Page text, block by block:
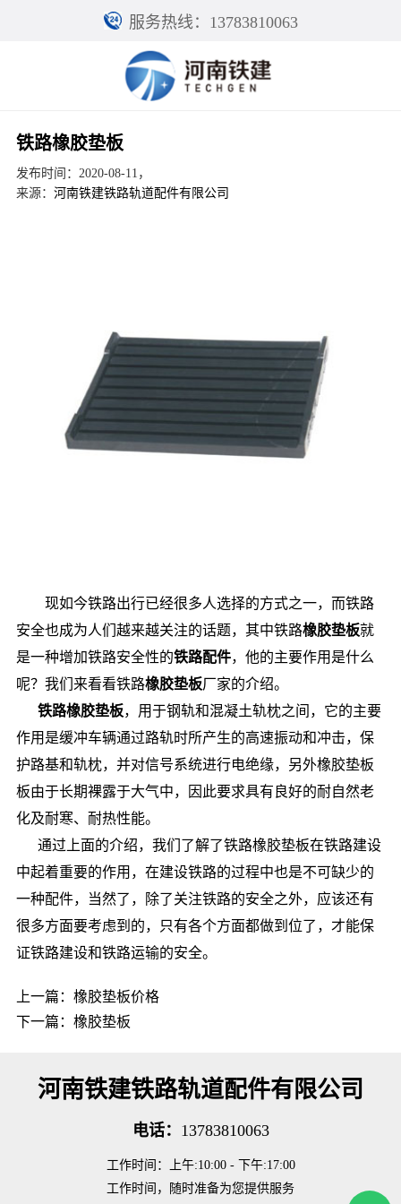
服务热线：13783810063
铁路橡胶垫板
发布时间：2020-08-11，
来源： 河南铁建铁路轨道配件有限公司
现如今铁路出行已经很多人选择的方式之一，而铁路
安全也成为人们越来越关注的话题，其中铁路橡胶垫板就
是一种增加铁路安全性的铁路配件，他的主要作用是什么
呢？我们来看看铁路橡胶垫板厂家的介绍。
铁路橡胶垫板，用于钢轨和混凝土轨枕之间，它的主要
作用是缓冲车辆通过路轨时所产生的高速振动和冲击，保
护路基和轨枕，并对信号系统进行电绝缘，另外橡胶垫板
板由于长期裸露于大气中，因此要求具有良好的耐自然老
化及耐寒、耐热性能。
通过上面的介绍，我们了解了铁路橡胶垫板在铁路建设
中起着重要的作用，在建设铁路的过程中也是不可缺少的
一种配件，当然了，除了关注铁路的安全之外，应该还有
很多方面要考虑到的，只有各个方面都做到位了，才能保
证铁路建设和铁路运输的安全。
上一篇： 橡胶垫板价格
下一篇： 橡胶垫板
河南铁建铁路轨道配件有限公司
电话： 13783810063
工作时间：上午:10:00 - 下午:17:00
工作时间，随时准备为您提供服务